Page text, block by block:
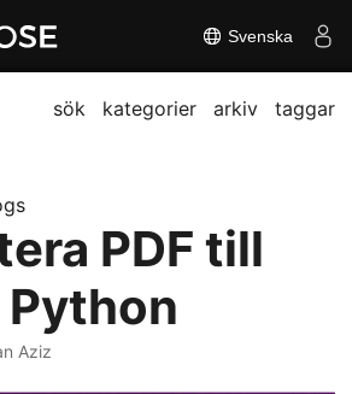
Svenska
sök kategorier arkiv taggar
PDF till
Python
Aziz